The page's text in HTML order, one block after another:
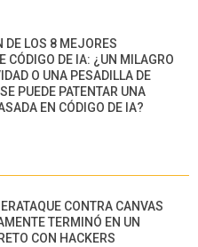
DE LOS 8 MEJORES
CÓDIGO DE IA: ¿UN MILAGRO
O UNA PESADILLA DE
PUEDE PATENTAR UNA
EN CÓDIGO DE IA?
CONTRA CANVAS
TERMINÓ EN UN
CON HACKERS